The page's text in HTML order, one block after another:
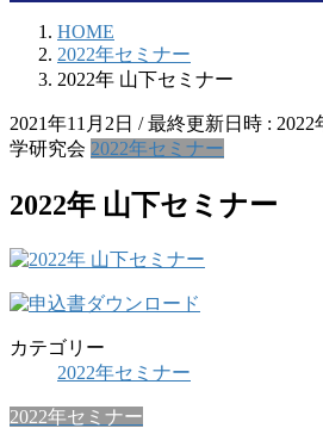
HOME
2022年セミナー
2022年 山下セミナー
2021年11月2日 / 最終更新日時 : 2022
学研究会 2022年セミナー
2022年 山下セミナー
カテゴリー
2022年セミナー
2022年セミナー